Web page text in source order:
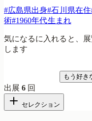
#広島県出身#石川県在住
術#1960年代生まれ
気になるに入れると、
します
もう好き
出展6 回
セレクション